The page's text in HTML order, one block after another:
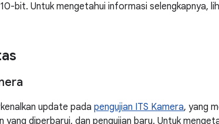
bit. Untuk mengetahui informasi selengkapnya,
update pada pengujian ITS Kamera, yang
yang diperbarui, dan pengujian baru. Untuk